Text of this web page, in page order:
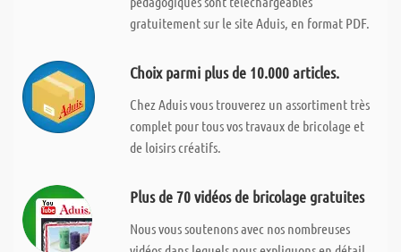
gratuitement sur le site Aduis, en format PDF.
Choix parmi plus de 10.000 articles.
Chez Aduis vous trouverez un assortiment très
complet pour tous vos travaux de bricolage et
de loisirs créatifs.
Plus de 70 vidéos de bricolage gratuites
Nous vous soutenons avec nos nombreuses